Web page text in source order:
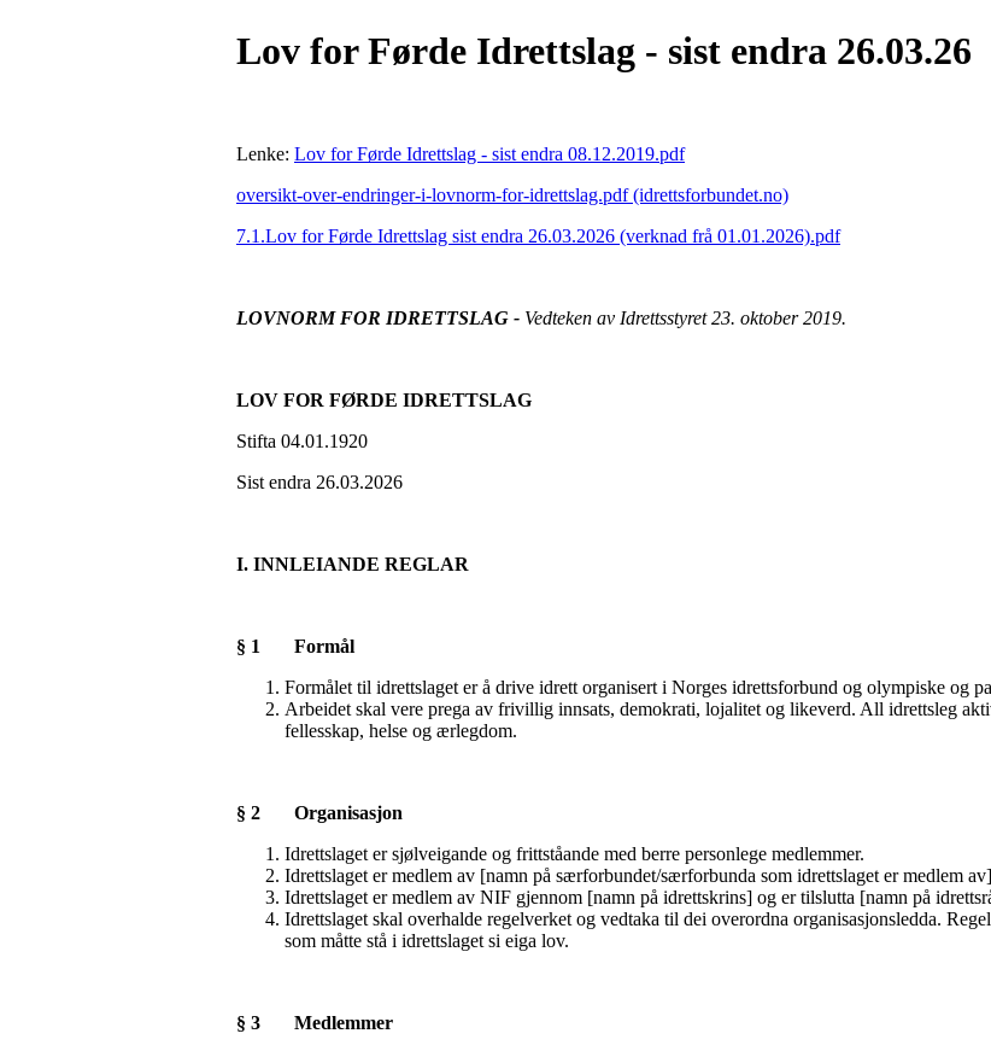
Lov for Førde Idrettslag - sist endra 26.03.26
Lenke: Lov for Førde Idrettslag - sist endra 08.12.2019.pdf
oversikt-over-endringer-i-lovnorm-for-idrettslag.pdf (idrettsforbundet.no)
7.1.Lov for Førde Idrettslag sist endra 26.03.2026 (verknad frå 01.01.2026).pdf
LOVNORM FOR IDRETTSLAG - Vedteken av Idrettsstyret 23. oktober 2019.
LOV FOR FØRDE IDRETTSLAG
Stifta 04.01.1920
Sist endra 26.03.2026
I. INNLEIANDE REGLAR
§ 1 Formål
Formålet til idrettslaget er å drive idrett organisert i Norges idrettsforbund og olympiske og
Arbeidet skal vere prega av frivillig innsats, demokrati, lojalitet og likeverd. All idrettsleg
fellesskap, helse og ærlegdom.
§ 2 Organisasjon
Idrettslaget er sjølveigande og frittståande med berre personlege medlemmer.
Idrettslaget er medlem av [namn på særforbundet/særforbunda som idrettslaget er medlem
Idrettslaget er medlem av NIF gjennom [namn på idrettskrins] og er tilslutta [namn på
Idrettslaget skal overhalde regelverket og vedtaka til dei overordna organisasjonsledda.
som måtte stå i idrettslaget si eiga lov.
§ 3 Medlemmer